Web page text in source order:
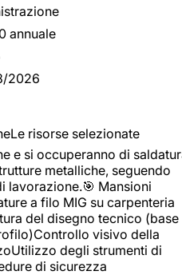
annuale
2026
risorse selezionate
e si occuperanno di
metalliche, seguendo
lavorazione.🎯 Mansioni
a filo MIG su carpenteria
del disegno tecnico (base
visivo della
degli strumenti di
di sicurezza